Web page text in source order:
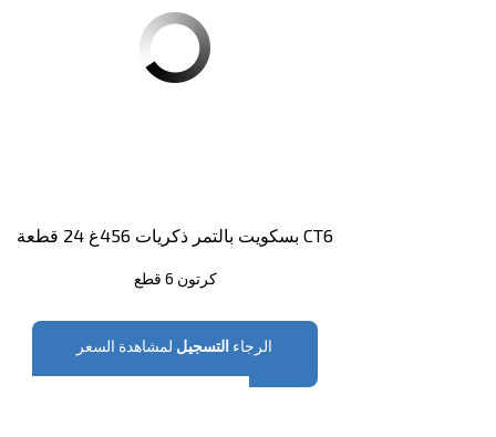
بسكويت بالتمر ذكريات 456غ 24 قطعة CT6
كرتون 6 قطع
التسجيل الرجاء